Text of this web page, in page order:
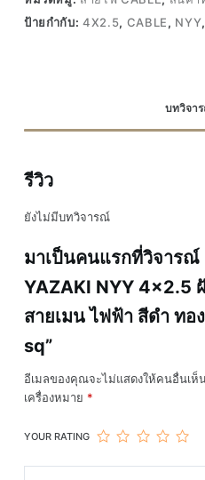
ป้ายกำกับ:4X2.5, CABLE, NYY
บทวิจา
รีวิว
ยังไม่มีบทวิจารณ์
มาเป็นคนแรกที่วิจารณ์
YAZAKI NYY 4×2.5
สายเมน ไฟฟ้า สีดำ ทอ
sq”
อีเมลของคุณจะไม่แสดงให้คนอื่นเห็
เครื่องหมาย *
YOUR RATING